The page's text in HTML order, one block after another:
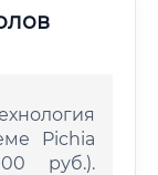
Pichia
руб.).